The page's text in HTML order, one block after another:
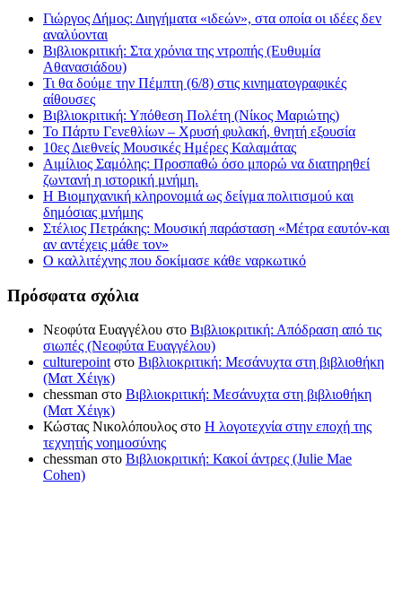
Γιώργος Δήμος: Διηγήματα «ιδεών», στα οποία οι ιδέες δεν
αναλύονται
Βιβλιοκριτική: Στα χρόνια της ντροπής (Ευθυμία
Αθανασιάδου)
Τι θα δούμε την Πέμπτη (6/8) στις κινηματογραφικές
αίθουσες
Βιβλιοκριτική: Υπόθεση Πολέτη (Νίκος Μαριώτης)
Το Πάρτυ Γενεθλίων – Χρυσή φυλακή, θνητή εξουσία
10ες Διεθνείς Μουσικές Ημέρες Καλαμάτας
Αιμίλιος Σαμόλης: Προσπαθώ όσο μπορώ να διατηρηθεί
ζωντανή η ιστορική μνήμη.
Η Βιομηχανική κληρονομιά ως δείγμα πολιτισμού και
δημόσιας μνήμης
Στέλιος Πετράκης: Μουσική παράσταση «Μέτρα εαυτόν-και
αν αντέχεις μάθε τον»
Ο καλλιτέχνης που δοκίμασε κάθε ναρκωτικό
Πρόσφατα σχόλια
Νεοφύτα Ευαγγέλου στο Βιβλιοκριτική: Απόδραση από τις
σιωπές (Νεοφύτα Ευαγγέλου)
culturepointστο Βιβλιοκριτική: Μεσάνυχτα στη βιβλιοθήκη
(Ματ Χέιγκ)
chessman στο Βιβλιοκριτική: Μεσάνυχτα στη βιβλιοθήκη
(Ματ Χέιγκ)
Κώστας Νικολόπουλος στο Η λογοτεχνία στην εποχή της
τεχνητής νοημοσύνης
chessman στο Βιβλιοκριτική: Κακοί άντρες (Julie Mae
Cohen)